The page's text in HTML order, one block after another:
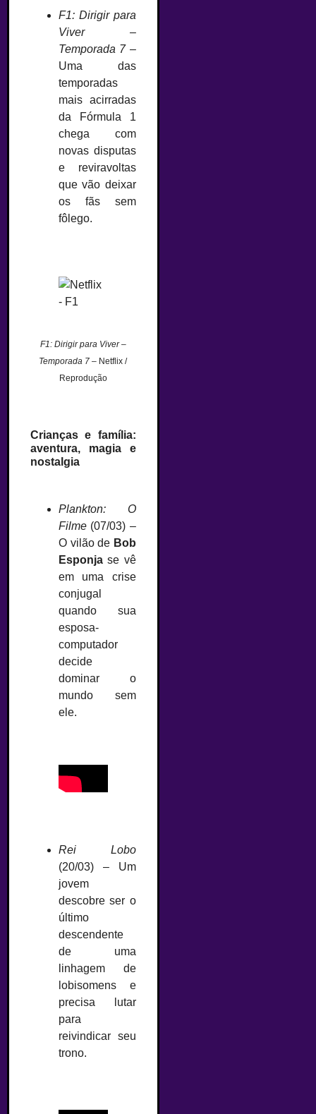
F1: Dirigir para
Viver –
Temporada 7–
Uma das
temporadas
mais acirradas
da Fórmula 1
chega com
novas disputas
e reviravoltas
que vão deixar
os fãs sem
fôlego.
F1: Dirigir para Viver –
Temporada 7 – Netflix /
Reprodução
Crianças e família:
aventura, magia e
nostalgia
Plankton: O
Filme (07/03) –
O vilão de Bob
Esponja se vê
em uma crise
conjugal
quando sua
esposa-
computador
decide
dominar o
mundo sem
ele.
Rei Lobo
(20/03) – Um
jovem
descobre ser o
último
descendente
de uma
linhagem de
lobisomens e
precisa lutar
para
reivindicar seu
trono.